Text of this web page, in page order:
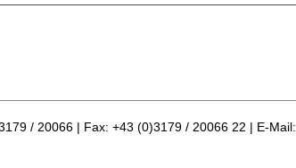
/ 20066 | Fax: +43 (0)3179 / 20066 22 | E-Mail: